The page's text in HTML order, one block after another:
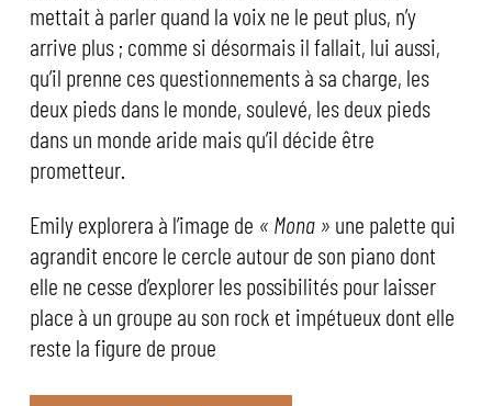
mettait à parler quand la voix ne le peut plus, n’y
arrive plus ; comme si désormais il fallait, lui aussi,
qu’il prenne ces questionnements à sa charge, les
deux pieds dans le monde, soulevé, les deux pieds
dans un monde aride mais qu’il décide être
prometteur.
Emily explorera à l’image de « Mona » une palette qui
agrandit encore le cercle autour de son piano dont
elle ne cesse d’explorer les possibilités pour laisser
place à un groupe au son rock et impétueux dont elle
reste la figure de proue